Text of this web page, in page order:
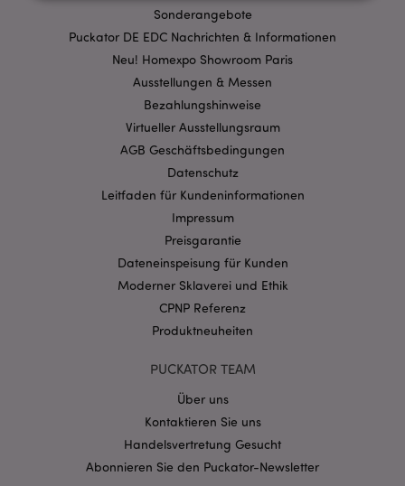
Sonderangebote
Puckator DE EDC Nachrichten & Informationen
Neu! Homexpo Showroom Paris
Ausstellungen & Messen
Bezahlungshinweise
Virtueller Ausstellungsraum
AGB Geschäftsbedingungen
Datenschutz
Leitfaden für Kundeninformationen
Impressum
Preisgarantie
Dateneinspeisung für Kunden
Moderner Sklaverei und Ethik
CPNP Referenz
Produktneuheiten
PUCKATOR TEAM
Über uns
Kontaktieren Sie uns
Handelsvertretung Gesucht
Abonnieren Sie den Puckator-Newsletter
Unbedingt notwendige
Leistungs
Ausrichten
Funktions
Streng-notwendige-Cookies ermöglichen
Kernfunktionen der Website wie die
Benutzeranmeldung und die Kontoverwaltung.
Ohne unbedingt notwendige cookies kann die
Website nicht richtig genutzt werden.
Domain
CookieScriptConsent
PHPSESSID
PHP.net
.www.puckator.de
Datenschutzbestimmungen von Google